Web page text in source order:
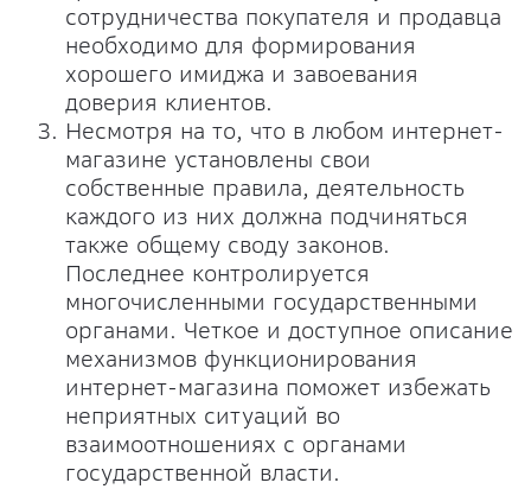
сотрудничества покупателя и продавца
необходимо для формирования
хорошего имиджа и завоевания
доверия клиентов.
Несмотря на то, что в любом интернет-
магазине установлены свои
собственные правила, деятельность
каждого из них должна подчиняться
также общему своду законов.
Последнее контролируется
многочисленными государственными
органами. Четкое и доступное описание
механизмов функционирования
интернет-магазина поможет избежать
неприятных ситуаций во
взаимоотношениях с органами
государственной власти.